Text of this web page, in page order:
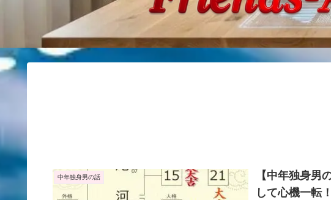
中年独身男の話
【中年独身男
して心機一転！